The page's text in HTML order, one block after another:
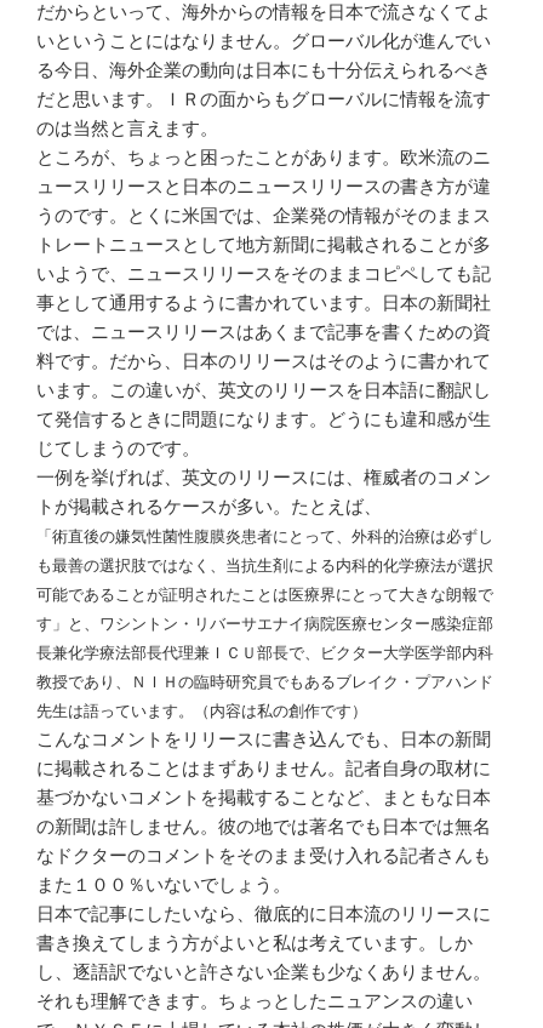
だからといって、海外からの情報を日本で流さなくてよ
いというこ とにはなりません。グローバル化が進んでい
る今日、海外企業の動向は日本にも十分伝えられるべき
だと思います。ＩＲの面からもグローバルに情報を流す
のは当然と言えます。
ところが、ちょっと困ったことがあります。欧米流のニ
ュースリリ ースと日本のニュースリリースの書き方が違
うのです。とくに米国では、企業発の情報がそのままス
トレートニュースとして地方新聞に掲載されることが多
いようで、 ニュースリリースをそのままコピペしても記
事として通用するよう に書かれています。日本の新聞社
では、ニュースリリースはあくまで記事を書くための資
料です。 だから、日本のリリースはそのよ うに書かれて
い ます。この違いが、英文のリリースを日本語に翻訳し
て発信すると きに問題になります。どうにも違和感が生
じてしまうのです。
一例を挙げれば、英文のリリースには、権威者のコメン
トが掲載さ れるケースが多い。たとえば、
「術直後の嫌気性菌性腹膜炎患者にとって、外科的治療は必ずし
も最善の選択肢ではなく、当抗生剤 による内科的化学療法が選択
可能であることが証明されたことは医療界にとって大きな朗報で
す」と 、ワシントン・リバーサエナイ病院医療センター感染症部
長兼化学療法部長代理兼ＩＣＵ部長で、ビクター大学医学部内科
教授であり 、ＮＩＨの臨時研究員でもあるブレイク・プアハンド
先生は語っています。（内容は私の創作です）
こんなコメントをリリースに書き込んでも、日本の新聞
に掲載されることはまずありません。記者自身の取材に
基づかないコメ ントを掲載することなど 、まともな日本
の新聞は許しません。彼の地では著名でも日本では無名
なドクターのコメントをそのまま受け入れる記者さんも
また１ ００％いないでしょう。
日本で記事にしたいなら、徹底的に日本流のリリースに
書き換えてしまう方がよいと私は考え ています。しか
し、逐語訳でないと許さない企業も少なくありません。
それも理解できます。ちょっとしたニ ュアンスの違い